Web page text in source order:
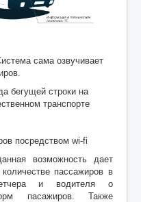
сама озвучивает
бегущей строки на
транспорте
посредством wi-fi
возможность дает
пассажиров в
и водителя о
пасажиров. Также